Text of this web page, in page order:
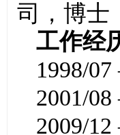
司，博士
工作经
1998/
2001/
2009/